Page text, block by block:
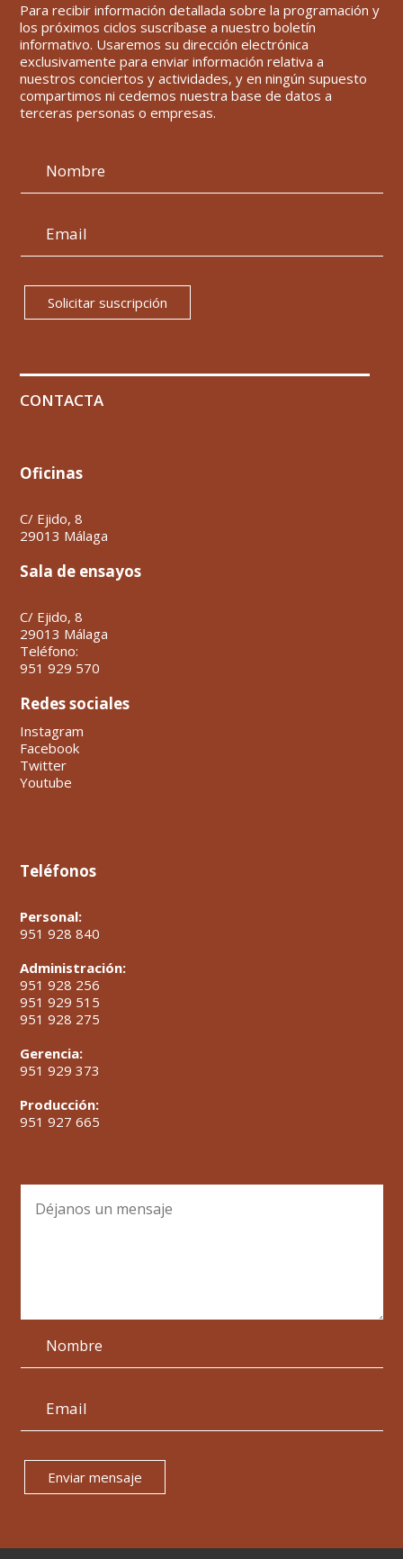
Para recibir información detallada sobre la programación y
los próximos ciclos suscríbase a nuestro boletín
informativo. Usaremos su dirección electrónica
exclusivamente para enviar información relativa a
nuestros conciertos y actividades, y en ningún supuesto
compartimos ni cedemos nuestra base de datos a
terceras personas o empresas.
Solicitar suscripción
CONTACTA
Oficinas
C/ Ejido, 8
29013 Málaga
Sala de ensayos
C/ Ejido, 8
29013 Málaga
Teléfono:
951 929 570
Redes sociales
Instagram
Facebook
Twitter
Youtube
Teléfonos
Personal:
951 928 840
Administración:
951 928 256
951 929 515
951 928 275
Gerencia:
951 929 373
Producción:
951 927 665
Enviar mensaje